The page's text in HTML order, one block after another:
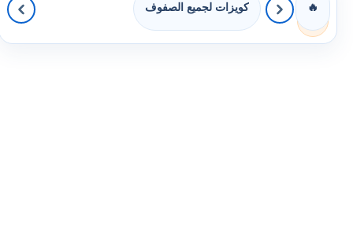
🔥 كويزات لجميع الصفوف